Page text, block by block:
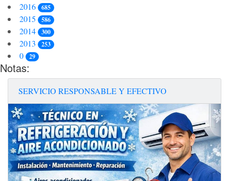
2016 685
2015 586
2014 300
2013 253
0 29
Notas:
SERVICIO RESPONSABLE Y EFECTIVO